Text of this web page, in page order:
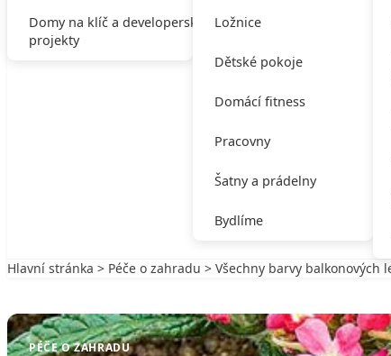
Domy na klíč a developerské
projekty
Ložnice
Dětské pokoje
Domácí fitness
Pracovny
Šatny a prádelny
Bydlíme
Hlavní stránka > Péče o zahradu > Všechny barvy balkonových
PÉČE O ZAHRADU